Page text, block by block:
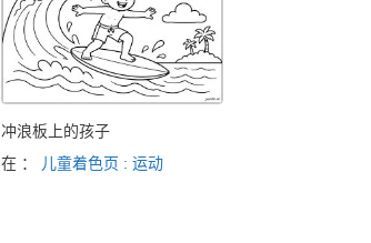
冲浪板上的孩子
在 ：
儿童着色页 : 运动